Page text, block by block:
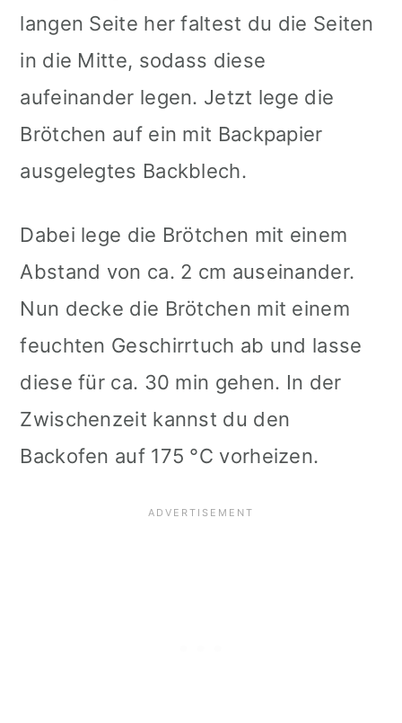
langen Seite her faltest du die Seiten
in die Mitte, sodass diese
aufeinander legen. Jetzt lege die
Brötchen auf ein mit Backpapier
ausgelegtes Backblech.
Dabei lege die Brötchen mit einem
Abstand von ca. 2 cm auseinander.
Nun decke die Brötchen mit einem
feuchten Geschirrtuch ab und lasse
diese für ca. 30 min gehen. In der
Zwischenzeit kannst du den
Backofen auf 175 °C vorheizen.